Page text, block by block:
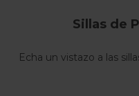
Sillas de
Echa un vistazo a las